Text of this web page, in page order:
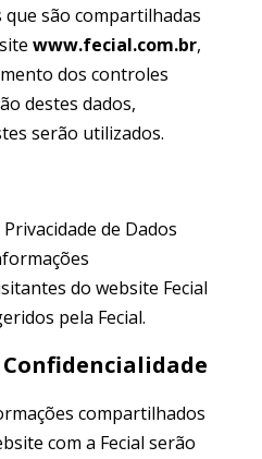
são compartilhadas
www.fecial.com.br,
dos controles
destes dados,
serão utilizados.
de Dados
do website Fecial
pela Fecial.
Confidencialidade
compartilhados
com a Fecial serão